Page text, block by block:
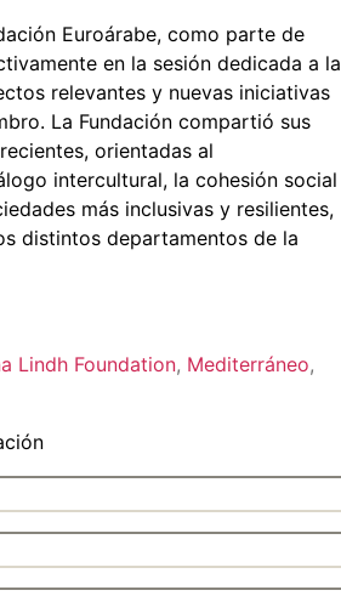
Euroárabe, como parte de
en la sesión dedicada a la
relevantes y nuevas iniciativas
La Fundación compartió sus
orientadas al
intercultural, la cohesión social
más inclusivas y resilientes,
distintos departamentos de la
Lindh Foundation, Mediterráneo,